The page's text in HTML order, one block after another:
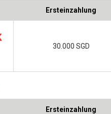
Ersteinzahlung
30.000 SGD
Ersteinzahlung